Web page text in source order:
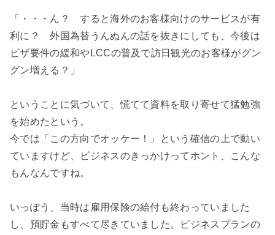
「・・・ん？ すると海外のお客様向けのサービスが有
利に？ 外国為替うんぬんの話を抜きにしても、今後は
ビザ要件の緩和やLCCの普及で訪日観光のお客様がグン
グン増える？」
ということに気づいて、慌てて資料を取り寄せて猛勉強
を始めたという。
今では「この方向でオッケー！」という確信の上で動い
ていますけど、ビジネスのきっかけってホント、こんな
もんなんですね。
いっぽう、当時は雇用保険の給付も終わっていました
し、預貯金もすべて尽きていました。ビジネスプランの